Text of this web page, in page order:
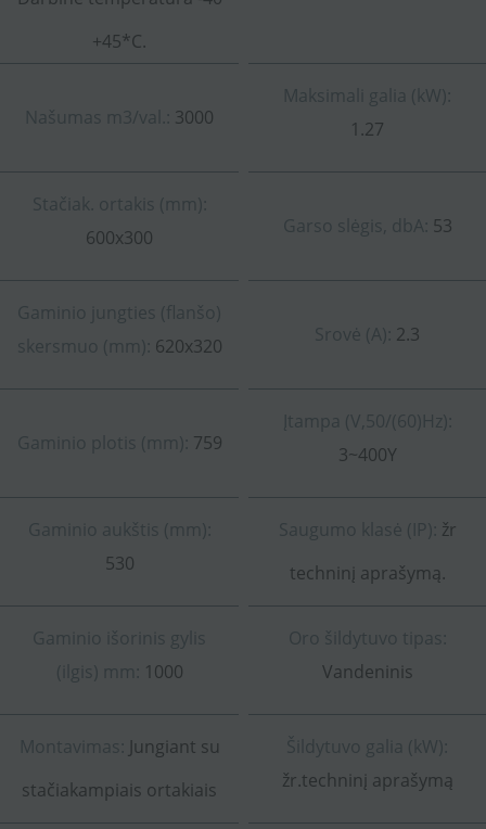
+45*C.
Našumas m3/val.: 3000
Maksimali galia (kW):
1.27
Stačiak. ortakis (mm):
600x300
Garso slėgis, dbA: 53
Gaminio jungties (flanšo)
skersmuo (mm): 620x320 Srovė (A): 2.3
Gaminio plotis (mm): 759
Įtampa (V,50/(60)Hz):
3~400Y
Gaminio aukštis (mm):
530
Saugumo klasė (IP): žr
techninį aprašymą.
Gaminio išorinis gylis
(ilgis) mm: 1000
Oro šildytuvo tipas:
Vandeninis
Montavimas:
Jungiant su
stačiakampiais ortakiais
Šildytuvo galia (kW):
žr.techninį aprašymą